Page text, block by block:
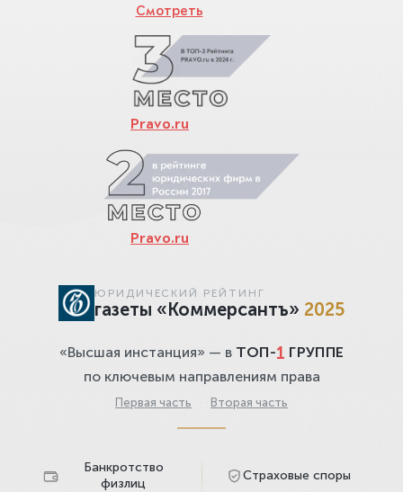
Смотреть
Pravo.ru
Pravo.ru
ЮРИДИЧЕСКИЙ РЕЙТИНГ
газеты «Коммерсантъ» 2025
«Высшая инстанция» — в ТОП-1 ГРУППЕ
по ключевым направлениям права
Первая часть Вторая часть
Банкротство
физлиц
Страховые споры